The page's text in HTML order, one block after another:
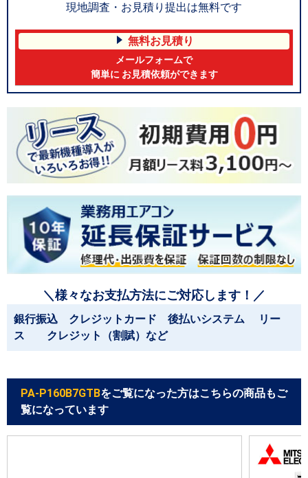
現地調査・お見積り提出は無料です
無料お見積り
メールフォームで
簡単に お見積依頼ができます
＼様々なお支払方法にご対応します！／
銀行振込 クレジットカード 後払いシステム リー
ス クレジット（割賦）など
PA-P160B7GTBをご覧になった方はこちらの商品もご
覧になっています